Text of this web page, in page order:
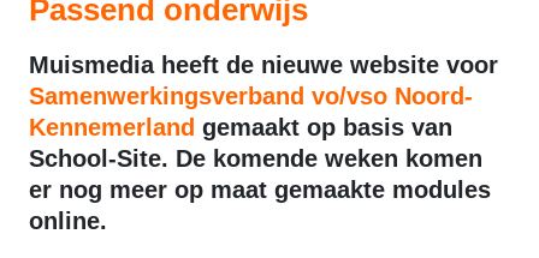
Passend onderwijs
Muismedia heeft de nieuwe website voor
Samenwerkingsverband vo/vso Noord-
Kennemerland gemaakt op basis van
School-Site. De komende weken komen
er nog meer op maat gemaakte modules
online.